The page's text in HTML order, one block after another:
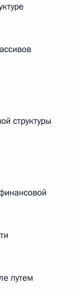
структуры
путем